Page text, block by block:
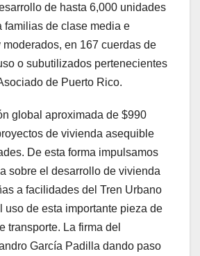
de hasta 6,000 unidades
familias de clase media e
en 167 cuerdas de
o subutilizados pertenecientes
de Puerto Rico.
global aproximada de $990
de vivienda asequible
De esta forma impulsamos
sobre el desarrollo de vivienda
a facilidades del Tren Urbano
uso de esta importante pieza de
transporte. La firma del
García Padilla dando paso